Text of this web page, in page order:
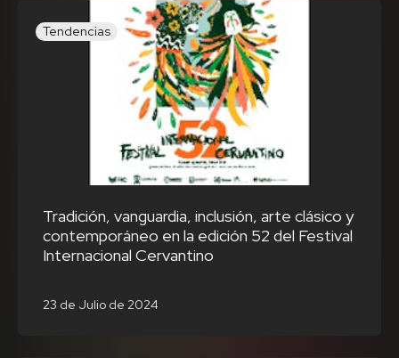
Tendencias
Tradición, vanguardia, inclusión, arte clásico y
contemporáneo en la edición 52 del Festival
Internacional Cervantino
23 de Julio de 2024